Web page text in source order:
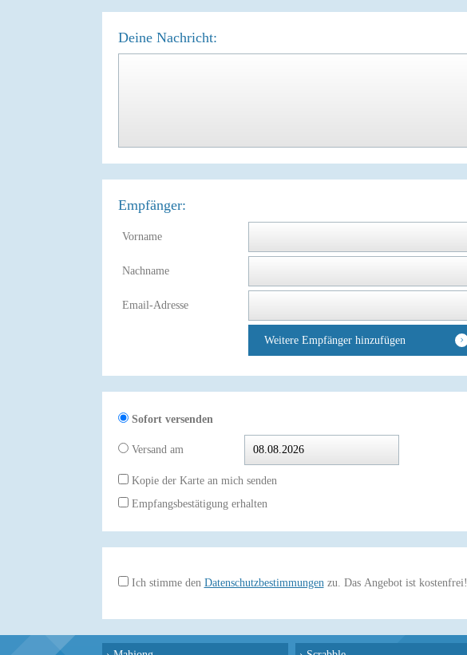
Deine Nachricht:
Empfänger:
Vorname
Nachname
Email-Adresse
Weitere Empfänger hinzufügen
Sofort versenden
Versand am
Kopie der Karte an mich senden
Empfangsbestätigung erhalten
Ich stimme den Datenschutzbestimmungen zu. Das Angebot ist kostenfrei!